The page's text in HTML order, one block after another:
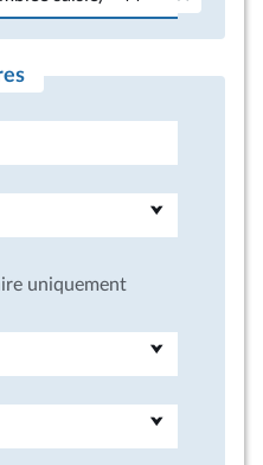
uniquement